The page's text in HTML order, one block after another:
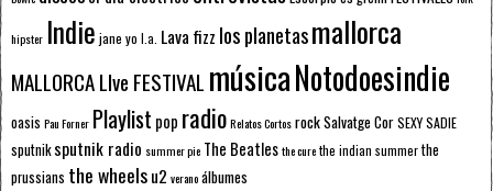
hipster Indie jane yo l.a. Lava fizz los planetasmallorca
MALLORCA LIve FESTIVAL músicaNotodoesindie
oasis Pau Forner Playlist pop radioRelatos CortosrockSalvatge CorSEXY SADIE
sputnik sputnik radio summer pie The Beatlesthe curethe indian summerthe
prussians the wheelsu2 veranoálbumes